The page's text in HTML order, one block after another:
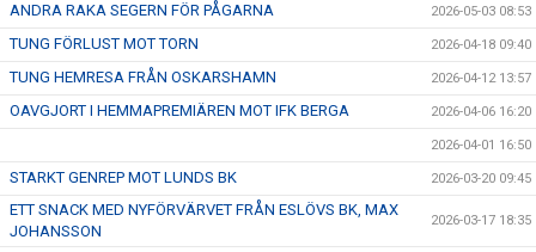
ANDRA RAKA SEGERN FÖR PÅGARNA 2026-05-03 08:53
TUNG FÖRLUST MOT TORN 2026-04-18 09:40
TUNG HEMRESA FRÅN OSKARSHAMN 2026-04-12 13:57
OAVGJORT I HEMMAPREMIÄREN MOT IFK BERGA 2026-04-06 16:20
2026-04-01 16:50
STARKT GENREP MOT LUNDS BK 2026-03-20 09:45
ETT SNACK MED NYFÖRVÄRVET FRÅN ESLÖVS BK, MAX
JOHANSSON
2026-03-17 18:35